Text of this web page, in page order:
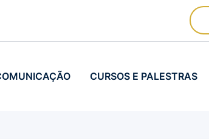
CURSOS E PALESTRAS